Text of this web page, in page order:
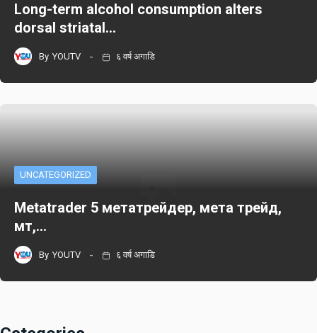
Long-term alcohol consumption alters
dorsal striatal…
By YOUTV ६ वर्ष अगाडि
UNCATEGORIZED
Metatrader 5 метатрейдер, мета трейд,
мт,…
By YOUTV ६ वर्ष अगाडि